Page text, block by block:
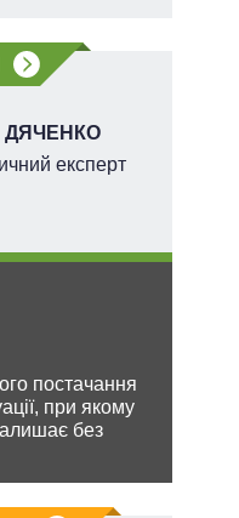
ДЯЧЕНКО
експерт
постачання
при якому
без